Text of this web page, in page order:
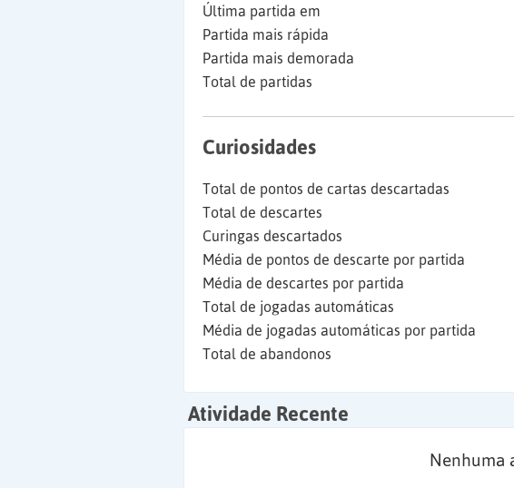
Última partida em
Partida mais rápida
Partida mais demorada
Total de partidas
Curiosidades
Total de pontos de cartas descartadas
Total de descartes
Curingas descartados
Média de pontos de descarte por partida
Média de descartes por partida
Total de jogadas automáticas
Média de jogadas automáticas por partida
Total de abandonos
Atividade Recente
Nenhuma